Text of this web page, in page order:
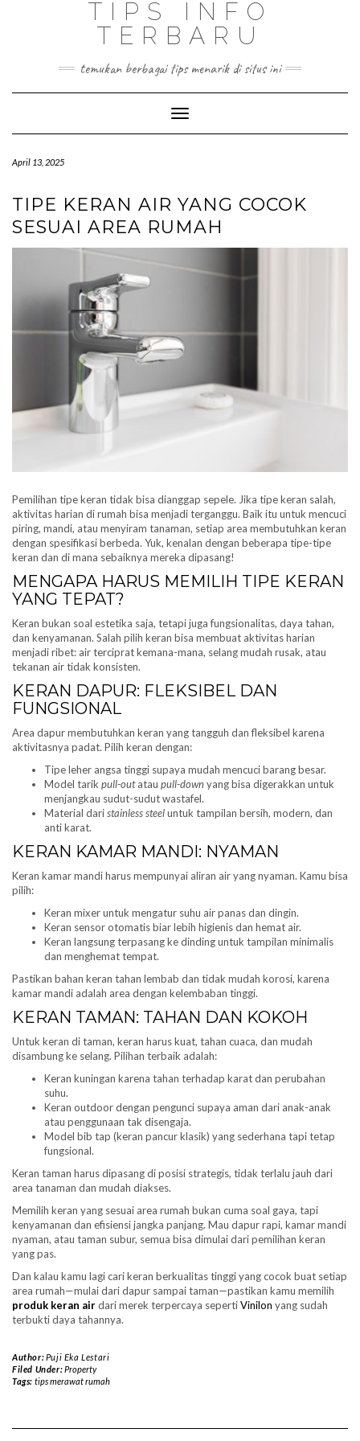
TIPS INFO
TERBARU
temukan berbagai tips menarik di situs ini
Toggle
Navigation
April 13, 2025
TIPE KERAN AIR YANG COCOK
SESUAI AREA RUMAH
Pemilihan tipe keran tidak bisa dianggap sepele. Jika tipe keran salah,
aktivitas harian di rumah bisa menjadi terganggu. Baik itu untuk mencuci
piring, mandi, atau menyiram tanaman, setiap area membutuhkan keran
dengan spesifikasi berbeda. Yuk, kenalan dengan beberapa tipe-tipe
keran dan di mana sebaiknya mereka dipasang!
MENGAPA HARUS MEMILIH TIPE KERAN
YANG TEPAT?
Keran bukan soal estetika saja, tetapi juga fungsionalitas, daya tahan,
dan kenyamanan. Salah pilih keran bisa membuat aktivitas harian
menjadi ribet: air terciprat kemana-mana, selang mudah rusak, atau
tekanan air tidak konsisten.
KERAN DAPUR: FLEKSIBEL DAN
FUNGSIONAL
Area dapur membutuhkan keran yang tangguh dan fleksibel karena
aktivitasnya padat. Pilih keran dengan:
Tipe leher angsa tinggi supaya mudah mencuci barang besar.
Model tarik pull-outatau pull-downyang bisa digerakkan untuk
menjangkau sudut-sudut wastafel.
Material daristainless steeluntuk tampilan bersih, modern, dan
anti karat.
KERAN KAMAR MANDI: NYAMAN
Keran kamar mandi harus mempunyai aliran air yang nyaman. Kamu bisa
pilih:
Keran mixer untuk mengatur suhu air panas dan dingin.
Keran sensor otomatis biar lebih higienis dan hemat air.
Keran langsung terpasang ke dinding untuk tampilan minimalis
dan menghemat tempat.
Pastikan bahan keran tahan lembab dan tidak mudah korosi, karena
kamar mandi adalah area dengan kelembaban tinggi.
KERAN TAMAN: TAHAN DAN KOKOH
Untuk keran di taman, keran harus kuat, tahan cuaca, dan mudah
disambung ke selang. Pilihan terbaik adalah:
Keran kuningan karena tahan terhadap karat dan perubahan
suhu.
Keran outdoor dengan pengunci supaya aman dari anak-anak
atau penggunaan tak disengaja.
Model bib tap (keran pancur klasik) yang sederhana tapi tetap
fungsional.
Keran taman harus dipasang di posisi strategis, tidak terlalu jauh dari
area tanaman dan mudah diakses.
Memilih keran yang sesuai area rumah bukan cuma soal gaya, tapi
kenyamanan dan efisiensi jangka panjang. Mau dapur rapi, kamar mandi
nyaman, atau taman subur, semua bisa dimulai dari pemilihan keran
yang pas.
Dan kalau kamu lagi cari keran berkualitas tinggi yang cocok buat setiap
area rumah—mulai dari dapur sampai taman—pastikan kamu memilih
produk keran airdari merek terpercaya sepertiVinilon yang sudah
terbukti daya tahannya.
Author:Puji Eka Lestari
Filed Under:Property
Tags: tips merawat rumah